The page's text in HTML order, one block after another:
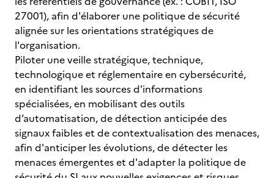
27001), afin d'élaborer une politique de sécurité
alignée sur les orientations stratégiques de
l'organisation.
Piloter une veille stratégique, technique,
technologique et réglementaire en cybersécurité,
en identifiant les sources d'informations
spécialisées, en mobilisant des outils
d’automatisation, de détection anticipée des
signaux faibles et de contextualisation des menaces,
afin d'anticiper les évolutions, de détecter les
menaces émergentes et d'adapter la politique de